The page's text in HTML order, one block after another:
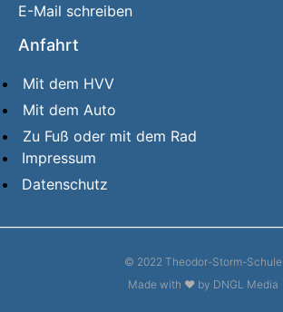
E-Mail schreiben
Anfahrt
Mit dem HVV
Mit dem Auto
Zu Fuß oder mit dem Rad
Impressum
Datenschutz
© 2022 Theodor-Storm-Schule
Made with ❤ by DNGL Media